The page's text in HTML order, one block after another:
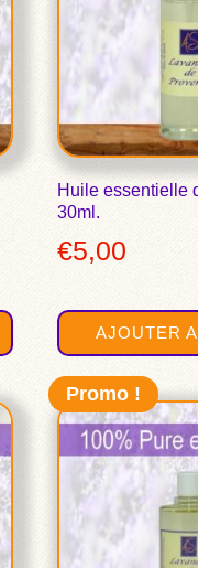
Huile essentielle
30ml.
€5,00
AJOUTER
Promo !